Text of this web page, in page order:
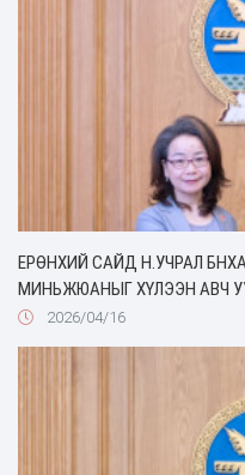
ЕРӨНХИЙ САЙД Н.УЧРАЛ
МИНЬЖЮАНЫГ ХҮЛЭЭН АВЧ
2026/04/16